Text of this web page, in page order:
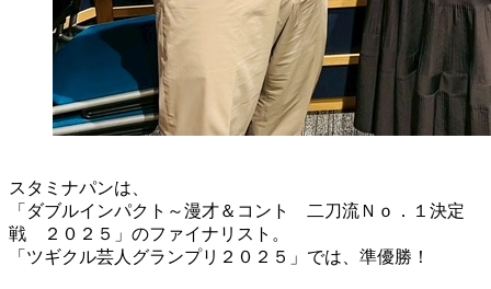
スタミナパンは、
「ダブルインパクト～漫才＆コント 二刀流Ｎｏ．１決定
戦 ２０２５」のファイナリスト。
「ツギクル芸人グランプリ２０２５」では、準優勝！